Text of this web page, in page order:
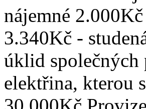
nájemné
3.340Kč -
úklid společných
elektřina, kterou